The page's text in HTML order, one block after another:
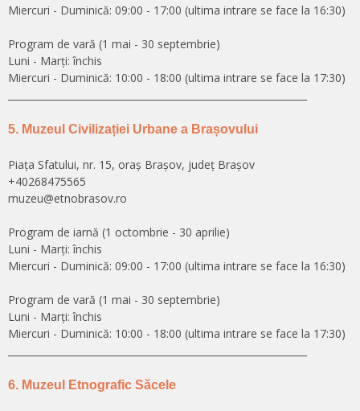
Miercuri - Duminică: 09:00 - 17:00 (ultima intrare se face la 16:30)
Program de vară (1 mai - 30 septembrie)
Luni - Marți: închis
Miercuri - Duminică: 10:00 - 18:00 (ultima intrare se face la 17:30)
5. Muzeul Civilizației Urbane a Brașovului
Piața Sfatului, nr. 15, oraș Brașov, județ Brașov
+40268475565
muzeu@etnobrasov.ro
Program de iarnă (1 octombrie - 30 aprilie)
Luni - Marți: închis
Miercuri - Duminică: 09:00 - 17:00 (ultima intrare se face la 16:30)
Program de vară (1 mai - 30 septembrie)
Luni - Marți: închis
Miercuri - Duminică: 10:00 - 18:00 (ultima intrare se face la 17:30)
6. Muzeul Etnografic Săcele